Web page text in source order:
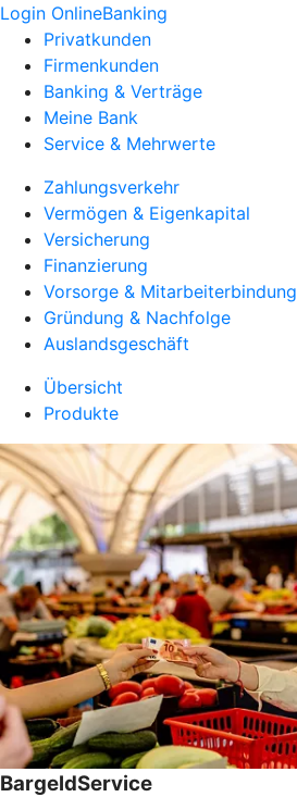
Login OnlineBanking
Privatkunden
Firmenkunden
Banking & Verträge
Meine Bank
Service & Mehrwerte
Zahlungsverkehr
Vermögen & Eigenkapital
Versicherung
Finanzierung
Vorsorge & Mitarbeiterbindung
Gründung & Nachfolge
Auslandsgeschäft
Übersicht
Produkte
BargeldService